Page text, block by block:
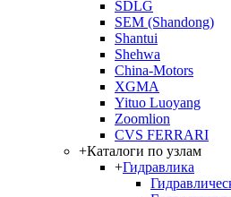
SDLG
SEM (Shandong)
Shantui
Shehwa
China-Motors
XGMA
Yituo Luoyang
Zoomlion
CVS FERRARI
+Каталоги по узлам
+Гидравлика